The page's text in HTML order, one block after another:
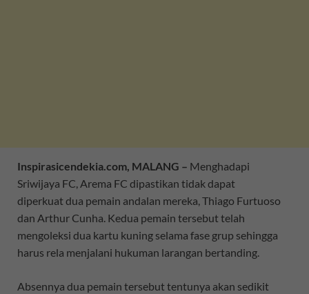
Inspirasicendekia.com, MALANG – Menghadapi
Sriwijaya FC, Arema FC dipastikan tidak dapat
diperkuat dua pemain andalan mereka, Thiago Furtuoso
dan Arthur Cunha. Kedua pemain tersebut telah
mengoleksi dua kartu kuning selama fase grup sehingga
harus rela menjalani hukuman larangan bertanding.
Absennya dua pemain tersebut tentunya akan sedikit